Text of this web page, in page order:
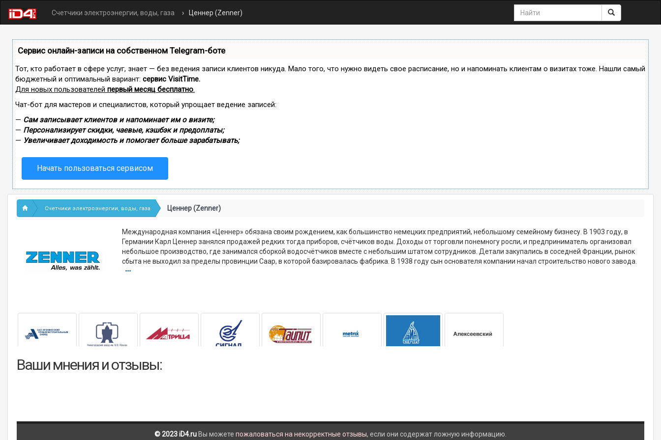
Счетчики электроэнергии, воды, газа Ценнер (Zenner)
Сервис онлайн-записи на собственном Telegram-боте
Тот, кто работает в сфере услуг, знает — без ведения записи клиентов никуда. Мало того, что нужно видеть свое расписание, но и напоминать клиентам о визитах тоже. Нашли самый
бюджетный и оптимальный вариант: сервис VisitTime.
Для новых пользователей первый месяц бесплатно.
Чат-бот для мастеров и специалистов, который упрощает ведение записей:
— Сам записывает клиентов и напоминает им о визите;
— Персонализирует скидки, чаевые, кэшбэк и предоплаты;
— Увеличивает доходимость и помогает больше зарабатывать;
Начать пользоваться сервисом
Счетчики электроэнергии, воды, газа Ценнер (Zenner)
Международная компания «Ценнер» обязана своим рождением, как большинство немецких предприятий, небольшому семейному бизнесу. В 1903 году, в
Германии Карл Ценнер занялся продажей редких тогда приборов, счётчиков воды. Доходы от торговли понемногу росли, и предприниматель организовал
небольшое производство, где занимался сборкой водосчётчиков вместе с небольшим штатом сотрудников. Детали закупались в соседней Франции, рынок
сбыта не выходил за пределы провинции Саар, в которой базировалась фабрика. В 1938 году сын основателя компании начал строительство нового завода.
Ваши мнения и отзывы:
© 2023 iD4.ru Вы можете пожаловаться на некорректные отзывы, если они содержат ложную информацию.